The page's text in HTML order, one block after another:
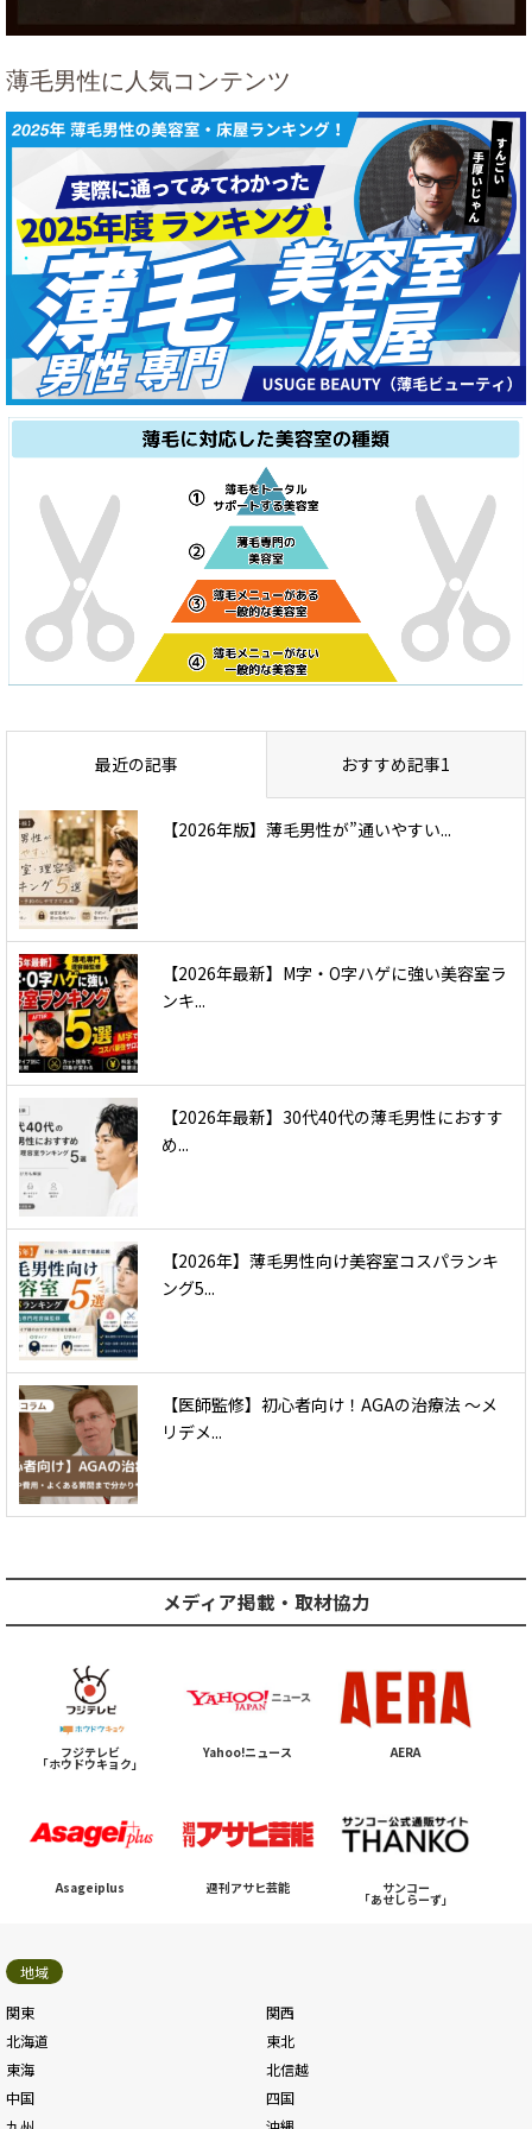
薄毛男性に人気コンテンツ
最近の記事 おすすめ記事1
【2026年版】薄毛男性が”通いやすい...
【2026年最新】M字・O字ハゲに強い美容室ラ
ンキ...
【2026年最新】30代40代の薄毛男性におすす
め...
【2026年】薄毛男性向け美容室コスパランキ
ング5...
【医師監修】初心者向け！AGAの治療法 〜メ
リデメ...
メディア掲載・取材協力
フジテレビ
「ホウドウキョク」
Yahoo!ニュース AERA
Asageiplus 週刊アサヒ芸能 サンコー
「あせしらーず」
地域
関東
関西
北海道
東北
東海
北信越
中国
四国